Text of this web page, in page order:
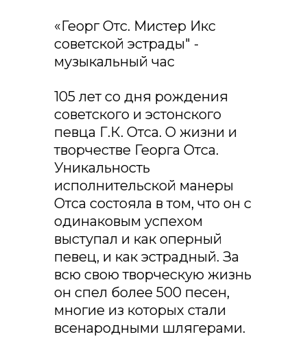
«Георг Отс. Мистер Икс
советской эстрады" -
музыкальный час
105 лет со дня рождения
советского и эстонского
певца Г.К. Отса. О жизни и
творчестве Георга Отса.
Уникальность
исполнительской манеры
Отса состояла в том, что он с
одинаковым успехом
выступал и как оперный
певец, и как эстрадный. За
всю свою творческую жизнь
он спел более 500 песен,
многие из которых стали
всенародными шлягерами.